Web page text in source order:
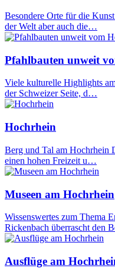
Besondere Orte für die
der Welt aber auch die…
Pfahlbauten unweit
Viele kulturelle Highlights
der Schweizer Seite, d…
Hochrhein
Berg und Tal am Hochrhein
einen hohen Freizeit u…
Museen am Hochrhein
Wissenswertes zum Thema
Rickenbach überrascht den
Ausflüge am